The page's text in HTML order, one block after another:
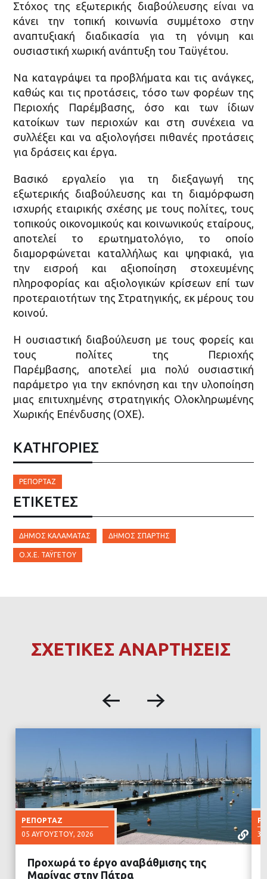
Στόχος της εξωτερικής διαβούλευσης είναι να
κάνει την τοπική κοινωνία συμμέτοχο στην
αναπτυξιακή διαδικασία για τη γόνιμη και
ουσιαστική χωρική ανάπτυξη του Ταϋγέτου.
Να καταγράψει τα προβλήματα και τις ανάγκες,
καθώς και τις προτάσεις, τόσο των φορέων της
Περιοχής Παρέμβασης, όσο και των ίδιων
κατοίκων των περιοχών και στη συνέχεια να
συλλέξει και να αξιολογήσει πιθανές προτάσεις
για δράσεις και έργα.
Βασικό εργαλείο για τη διεξαγωγή της
εξωτερικής διαβούλευσης και τη διαμόρφωση
ισχυρής εταιρικής σχέσης με τους πολίτες, τους
τοπικούς οικονομικούς και κοινωνικούς εταίρους,
αποτελεί το ερωτηματολόγιο, το οποίο
διαμορφώνεται καταλλήλως και ψηφιακά, για
την εισροή και αξιοποίηση στοχευμένης
πληροφορίας και αξιολογικών κρίσεων επί των
προτεραιοτήτων της Στρατηγικής, εκ μέρους του
κοινού.
Η ουσιαστική διαβούλευση με τους φορείς και
τους πολίτες της Περιοχής
Παρέμβασης, αποτελεί μια πολύ ουσιαστική
παράμετρο για την εκπόνηση και την υλοποίηση
μιας επιτυχημένης στρατηγικής Ολοκληρωμένης
Χωρικής Επένδυσης (ΟΧΕ).
ΚΑΤΗΓΟΡΙΕΣ
ΡΕΠΟΡΤΆΖ
ΕΤΙΚΈΤΕΣ
ΔΉΜΟΣ ΚΑΛΑΜΆΤΑΣ ΔΉΜΟΣ ΣΠΆΡΤΗΣ
Ο.Χ.Ε. ΤΑΫΓΈΤΟΥ
ΣΧΕΤΙΚΕΣ ΑΝΑΡΤΗΣΕΙΣ
ΡΕΠΟΡΤΆΖ
05 ΑΥΓΟΎΣΤΟΥ, 2026
Προχωρά το έργο αναβάθμισης της
Μαρίνας στην Πάτρα
30